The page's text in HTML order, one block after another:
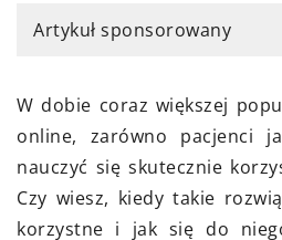
Artykuł sponsorowany
W dobie coraz większej
online, zarówno pacjenci
nauczyć się skutecznie
Czy wiesz, kiedy takie
korzystne i jak się do